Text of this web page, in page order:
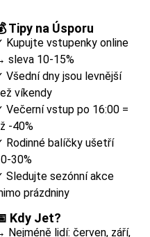
Tipy na Úsporu
Kupujte vstupenky online
sleva 10-15%
Všední dny jsou levnější
víkendy
Večerní vstup po 16:00 =
-40%
Rodinné balíčky ušetří
30%
Sledujte sezónní akce
prázdniny
Kdy Jet?
Nejméně lidí: červen, září,